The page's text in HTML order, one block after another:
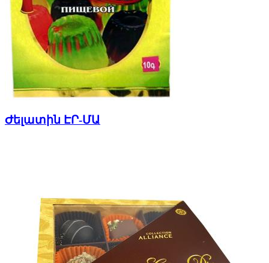
Ժելատին ԷՐ-ՄԱ